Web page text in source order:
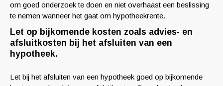
om goed onderzoek te doen en niet overhaast een beslissing
te nemen wanneer het gaat om hypotheekrente.
Let op bijkomende kosten zoals advies- en
afsluitkosten bij het afsluiten van een
hypotheek.
Let bij het afsluiten van een hypotheek goed op bijkomende